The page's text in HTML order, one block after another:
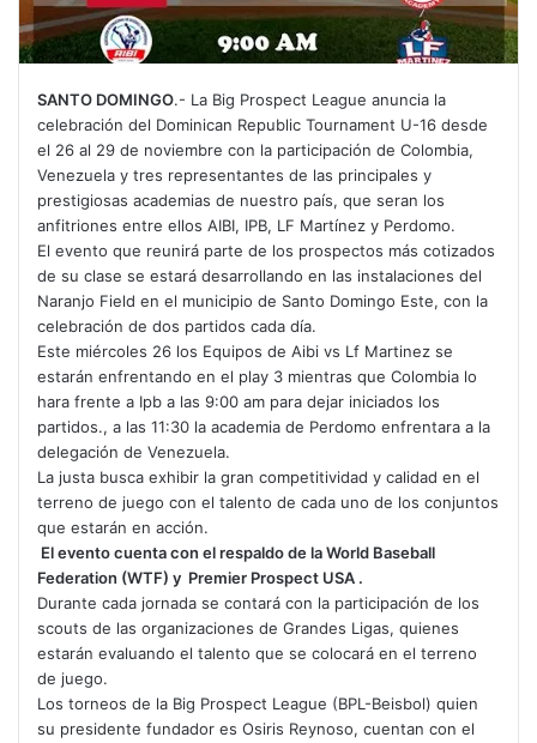
SANTO DOMINGO.- La Big Prospect League anuncia la
celebración del Dominican Republic Tournament U-16 desde
el 26 al 29 de noviembre con la participación de Colombia,
Venezuela y tres representantes de las principales y
prestigiosas academias de nuestro país, que seran los
anfitriones entre ellos AIBI, IPB, LF Martínez y Perdomo.
El evento que reunirá parte de los prospectos más cotizados
de su clase se estará desarrollando en las instalaciones del
Naranjo Field en el municipio de Santo Domingo Este, con la
celebración de dos partidos cada día.
Este miércoles 26 los Equipos de Aibi vs Lf Martinez se
estarán enfrentando en el play 3 mientras que Colombia lo
hara frente a Ipb a las 9:00 am para dejar iniciados los
partidos., a las 11:30 la academia de Perdomo enfrentara a la
delegación de Venezuela.
La justa busca exhibir la gran competitividad y calidad en el
terreno de juego con el talento de cada uno de los conjuntos
que estarán en acción.
El evento cuenta con el respaldo de la World Baseball
Federation (WTF) y Premier Prospect USA .
Durante cada jornada se contará con la participación de los
scouts de las organizaciones de Grandes Ligas, quienes
estarán evaluando el talento que se colocará en el terreno
de juego.
Los torneos de la Big Prospect League (BPL-Beisbol) quien
su presidente fundador es Osiris Reynoso, cuentan con el